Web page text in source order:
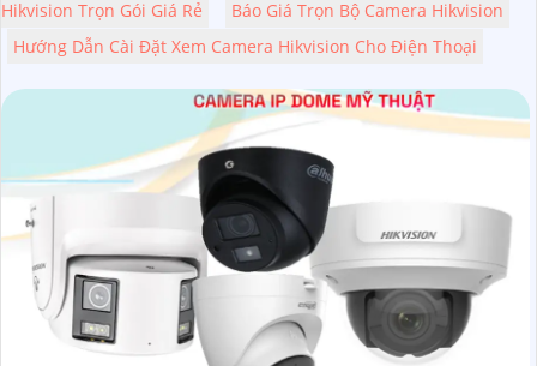
Hikvision Trọn Gói Giá Rẻ
Báo Giá Trọn Bộ Camera Hikvision
Hướng Dẫn Cài Đặt Xem Camera Hikvision Cho Điện Thoại